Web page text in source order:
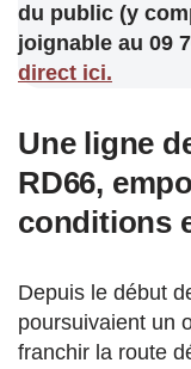
du public (y
joignable au 09
direct ici.
Une ligne
RD66,
conditions
Depuis le début
poursuivaient un
franchir la route